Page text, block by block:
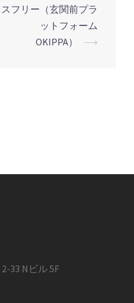
スフリー（玄関前プラ
ットフォーム
OKIPPA）
⟶
33 Nビル 5F